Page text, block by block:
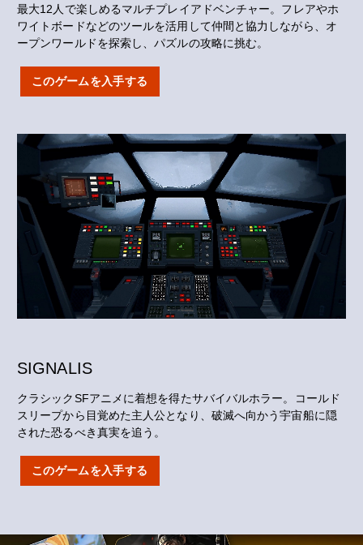
最大12人で楽しめるマルチプレイアドベンチャー。フレアやホ
ワイトボードなどのツールを活用して仲間と協力しながら、オ
ープンワールドを探索し、パズルの攻略に挑む。
このゲームを入手する
SIGNALIS
クラシックSFアニメに着想を得たサバイバルホラー。コールド
スリープから目覚めた主人公となり、破滅へ向かう宇宙船に隠
された恐るべき真実を追う。
このゲームを入手する